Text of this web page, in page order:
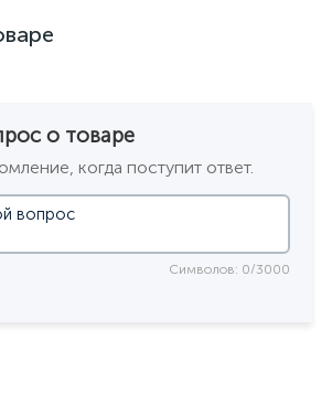
о товаре
когда поступит ответ.
Символов: 0/3000